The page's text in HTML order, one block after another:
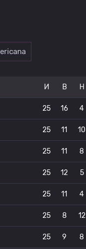
И В Н
25 16 4
25 11 10
25 11 8
25 12 5
25 11 4
25 8 12
25 9 8